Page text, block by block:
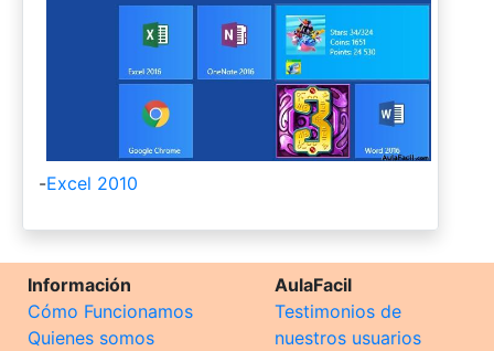
-Excel 2010
Información
Cómo Funcionamos
Quienes somos
AulaFacil
Testimonios de
nuestros usuarios